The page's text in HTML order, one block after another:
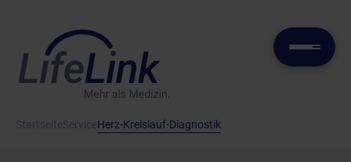
Herz-Kreislauf-Diagnostik